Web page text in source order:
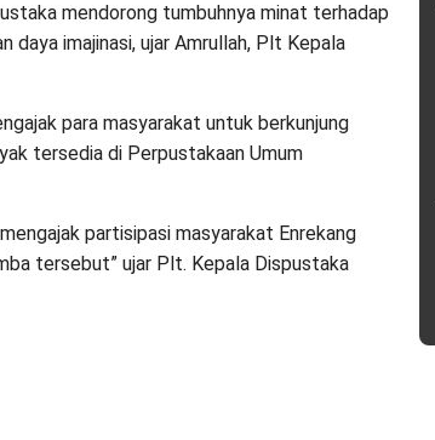
mendorong tumbuhnya minat terhadap
daya imajinasi, ujar Amrullah, Plt Kepala
para masyarakat untuk berkunjung
tersedia di Perpustakaan Umum
partisipasi masyarakat Enrekang
tersebut” ujar Plt. Kepala Dispustaka